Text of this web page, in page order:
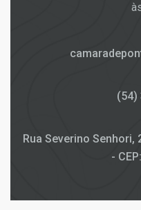
(54)
Rua Severino Senhori,
-